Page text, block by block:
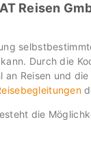
Reisen
Durch die
Reisen und
die